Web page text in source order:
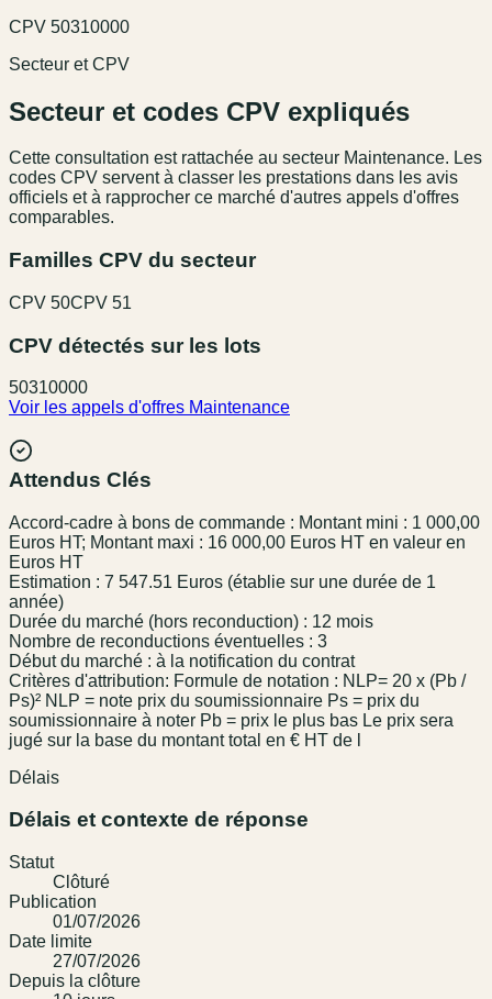
CPV 50310000
Secteur et CPV
Secteur et codes CPV expliqués
Cette consultation est rattachée au secteur Maintenance. Les
codes CPV servent à classer les prestations dans les avis
officiels et à rapprocher ce marché d'autres appels d'offres
comparables.
Familles CPV du secteur
CPV 50CPV 51
CPV détectés sur les lots
50310000
Voir les appels d'offres Maintenance
Attendus Clés
Accord-cadre à bons de commande : Montant mini : 1 000,00
Euros HT; Montant maxi : 16 000,00 Euros HT en valeur en
Euros HT
Estimation : 7 547.51 Euros (établie sur une durée de 1
année)
Durée du marché (hors reconduction) : 12 mois
Nombre de reconductions éventuelles : 3
Début du marché : à la notification du contrat
Critères d'attribution: Formule de notation : NLP= 20 x (Pb /
Ps)² NLP = note prix du soumissionnaire Ps = prix du
soumissionnaire à noter Pb = prix le plus bas Le prix sera
jugé sur la base du montant total en € HT de l
Délais
Délais et contexte de réponse
Statut
Clôturé
Publication
01/07/2026
Date limite
27/07/2026
Depuis la clôture